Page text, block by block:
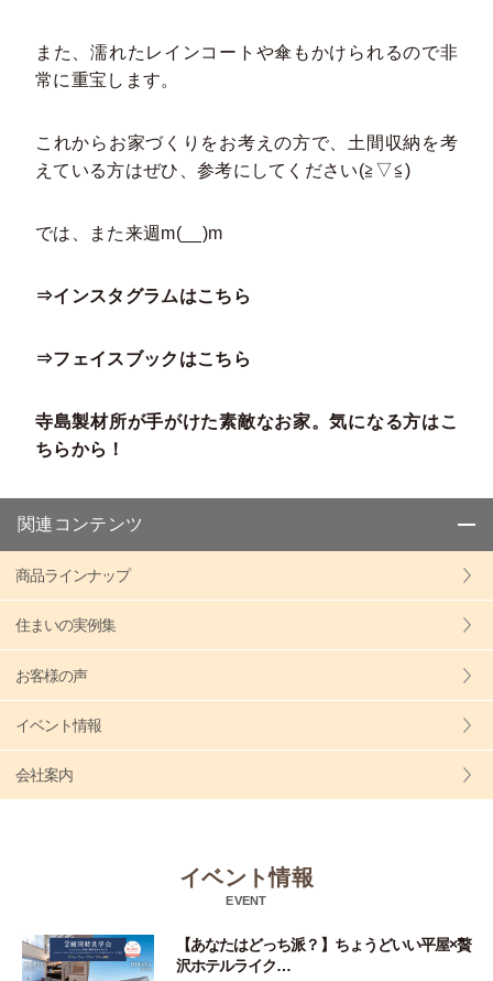
また、濡れたレインコートや傘もかけられるので非
常に重宝します。
これからお家づくりをお考えの方で、土間収納を考
えている方はぜひ、参考にしてください(≧▽≦)
では、また来週m(__)m
⇒インスタグラムはこちら
⇒フェイスブックはこちら
寺島製材所が手がけた素敵なお家。気になる方はこ
ちらから！
関連コンテンツ
商品ラインナップ
住まいの実例集
お客様の声
イベント情報
会社案内
イベント情報
EVENT
【あなたはどっち派？】ちょうどいい平屋×贅
沢ホテルライク…